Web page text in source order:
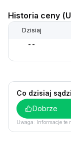
Historia ceny
Dzisiaj
--
Co dzisiaj
Dobrze
Uwaga: Informacje te